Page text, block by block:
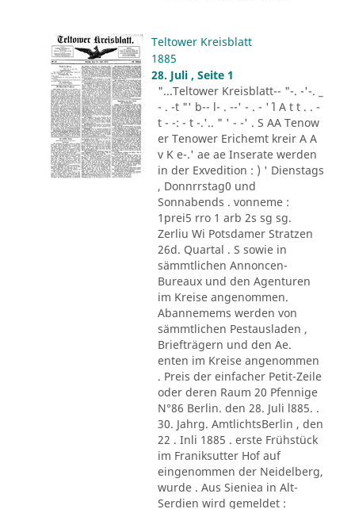
Teltower Kreisblatt
1885
28. Juli , Seite 1
"...Teltower Kreisblatt-- "-. -'-. _
- . -t "' b-- l- . --' - . - '´ l A t t . . -
t - -: - t -.'.. " ' - -' . S AA Tenow
er Tenower Erichemt kreir A A
v K e-.' ae ae Inserate werden
in der Exvedition : ) ' Dienstags
, Donnrrstag0 und
Sonnabends . vonneme :
1prei5 rro 1 arb 2s sg sg.
Zerliu Wi Potsdamer Stratzen
26d. Quartal . S sowie in
sämmtlichen Annoncen-
Bureaux und den Agenturen
im Kreise angenommen.
Abannemems werden von
sämmtlichen Pestausladen ,
Briefträgern und den Ae.
enten im Kreise angenommen
. Preis der einfacher Petit-Zeile
oder deren Raum 20 Pfennige
N°86 Berlin. den 28. Juli l885. .
30. Jahrg. AmtlichtsBerlin , den
22 . Inli 1885 . erste Frühstück
im Franiksutter Hof auf
eingenommen der Neidelberg,
wurde . Aus Sieniea in Alt-
Serdien wird gemeldet :